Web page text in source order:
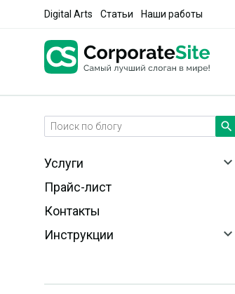
Digital Arts Статьи Наши работы
search
Услуги expand_more
Прайс-лист
Контакты
Инструкции
expand_more